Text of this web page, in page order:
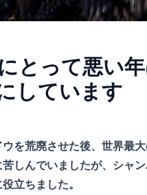
とって悪い
しています
を荒廃させた後、世界最
しんでいましたが、シャ
立ちました。